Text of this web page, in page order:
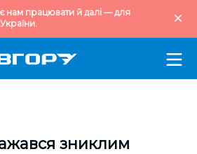
нам працювати й далі — для
зниклим